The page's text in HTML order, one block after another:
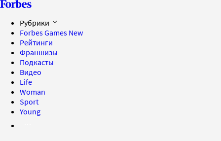
Рубрики
Forbes Games New
Рейтинги
Франшизы
Подкасты
Видео
Life
Woman
Sport
Young